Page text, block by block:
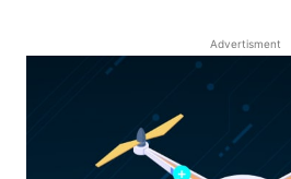
Advertisment